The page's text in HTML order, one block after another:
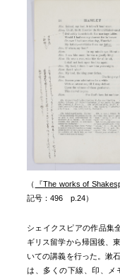
（ 『The works of
記号：496 p.24）
シェイクスピアの作品集
ギリス留学から帰国後、
いての講義を行った。漱
は、多くの下線、印、メ